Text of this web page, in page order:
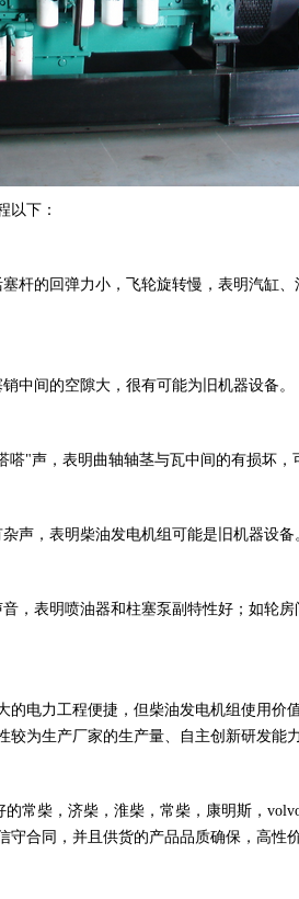
以下：
杆的回弹力小，飞轮旋转慢，表明汽缸
中间的空隙大，很有可能为旧机器设备。
"声，表明曲轴轴茎与瓦中间的有损坏，
声，表明柴油发电机组可能是旧机器设备
，表明喷油器和柱塞泵副特性好；如轮
电力工程便捷，但柴油发电机组使用价
为生产厂家的生产量、自主创新研发能
常柴，济柴，淮柴，常柴，康明斯，
合同，并且供货的产品品质确保，高性